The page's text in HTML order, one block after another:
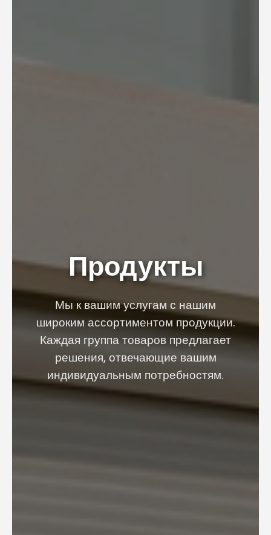
Продукты
Мы к вашим услугам с нашим
широким ассортиментом продукции.
Каждая группа товаров предлагает
решения, отвечающие вашим
индивидуальным потребностям.